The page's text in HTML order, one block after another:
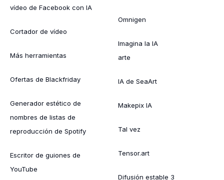
vídeo de Facebook con IA
Cortador de vídeo
Más herramientas
Ofertas de Blackfriday
Generador estético de
nombres de listas de
reproducción de Spotify
Escritor de guiones de
YouTube
Omnigen
Imagina la IA
arte
IA de SeaArt
Makepix IA
Tal vez
Tensor.art
Difusión estable 3